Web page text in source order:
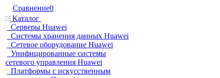
Сравнение0
Каталог
Серверы Huawei
Системы хранения данных Huawei
Сетевое оборудование Huawei
Унифицированные системы
сетевого управления Huawei
Платформы с искусственным